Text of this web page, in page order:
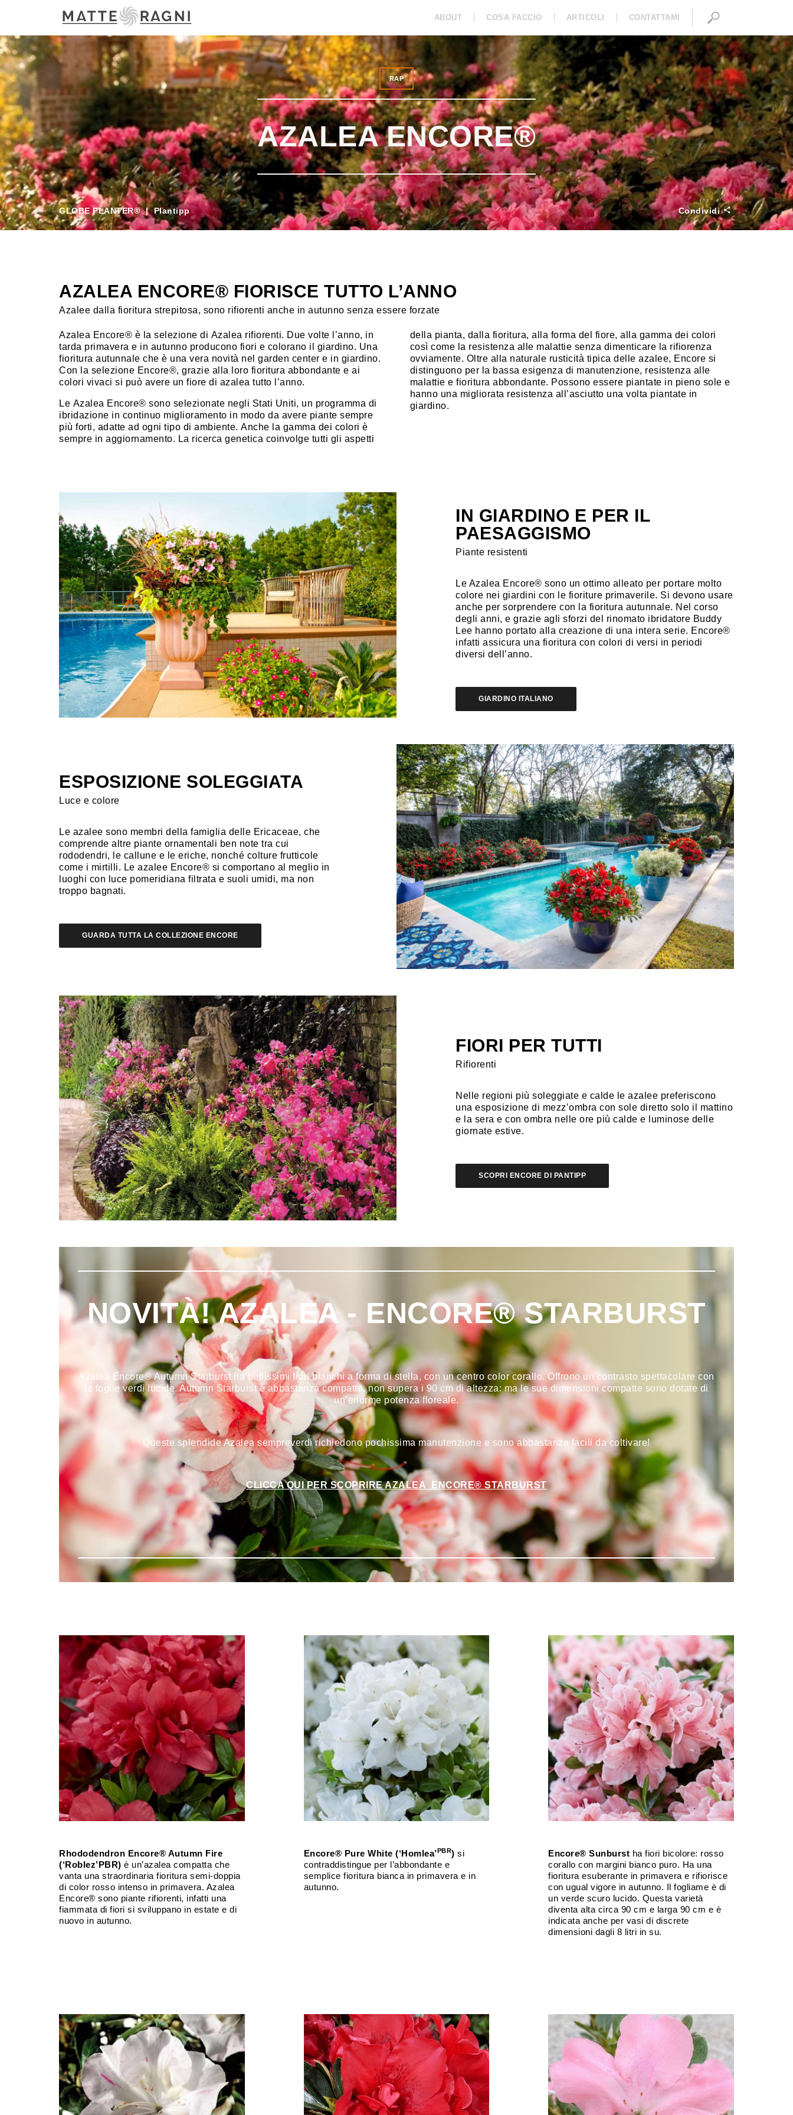
ABOUT COSA FACCIO
COLLABORAZIONI RAP ISPIRAZIONI
ARTICOLI CONTATTAMI
RAP
AZALEA ENCORE®
GLOBE PLANTER® | Plantipp Condividi
AZALEA ENCORE® FIORISCE TUTTO L’ANNO
Azalee dalla fioritura strepitosa, sono rifiorenti anche in autunno senza essere forzate
Azalea Encore® è la selezione di Azalea rifiorenti. Due volte l’anno, in
tarda primavera e in autunno producono fiori e colorano il giardino. Una
fioritura autunnale che è una vera novità nel garden center e in giardino.
Con la selezione Encore®, grazie alla loro fioritura abbondante e ai
colori vivaci si può avere un fiore di azalea tutto l’anno.
Le Azalea Encore® sono selezionate negli Stati Uniti, un programma di
ibridazione in continuo miglioramento in modo da avere piante sempre
più forti, adatte ad ogni tipo di ambiente. Anche la gamma dei colori è
sempre in aggiornamento. La ricerca genetica coinvolge tutti gli aspetti
della pianta, dalla fioritura, alla forma del fiore, alla gamma dei colori
così come la resistenza alle malattie senza dimenticare la rifiorenza
ovviamente. Oltre alla naturale rusticità tipica delle azalee, Encore si
distinguono per la bassa esigenza di manutenzione, resistenza alle
malattie e fioritura abbondante. Possono essere piantate in pieno sole e
hanno una migliorata resistenza all’asciutto una volta piantate in
giardino.
IN GIARDINO E PER IL
PAESAGGISMO
Piante resistenti
Le Azalea Encore® sono un ottimo alleato per portare molto
colore nei giardini con le fioriture primaverile. Si devono usare
anche per sorprendere con la fioritura autunnale. Nel corso
degli anni, e grazie agli sforzi del rinomato ibridatore Buddy
Lee hanno portato alla creazione di una intera serie. Encore®
infatti assicura una fioritura con colori di versi in periodi
diversi dell’anno.
GIARDINO ITALIANO
ESPOSIZIONE SOLEGGIATA
Luce e colore
Le azalee sono membri della famiglia delle Ericaceae, che
comprende altre piante ornamentali ben note tra cui
rododendri, le callune e le eriche, nonché colture frutticole
come i mirtilli. Le azalee Encore® si comportano al meglio in
luoghi con luce pomeridiana filtrata e suoli umidi, ma non
troppo bagnati.
GUARDA TUTTA LA COLLEZIONE ENCORE
FIORI PER TUTTI
Rifiorenti
Nelle regioni più soleggiate e calde le azalee preferiscono
una esposizione di mezz’ombra con sole diretto solo il mattino
e la sera e con ombra nelle ore più calde e luminose delle
giornate estive.
SCOPRI ENCORE DI PANTIPP
NOVITÀ! AZALEA - ENCORE® STARBURST
Azalea Encore® Autumn Starburst ha bellissimi fiori bianchi a forma di stella, con un centro color corallo. Offrono un contrasto spettacolare con
le foglie verdi lucide. Autumn Starburst è abbastanza compatta, non supera i 90 cm di altezza: ma le sue dimensioni compatte sono dotate di
un’enorme potenza floreale.
Queste splendide Azalea sempreverdi richiedono pochissima manutenzione e sono abbastanza facili da coltivare!
CLICCA QUI PER SCOPRIRE AZALEA ENCORE® STARBURST
Rhododendron Encore® Autumn Fire
(‘Roblez’PBR) è un’azalea compatta che
vanta una straordinaria fioritura semi-doppia
di color rosso intenso in primavera. Azalea
Encore® sono piante rifiorenti, infatti una
fiammata di fiori si sviluppano in estate e di
nuovo in autunno.
Encore® Pure White (‘Homlea’ PBR)si
contraddistingue per l’abbondante e
semplice fioritura bianca in primavera e in
autunno.
Encore® Sunburst ha fiori bicolore: rosso
corallo con margini bianco puro. Ha una
fioritura esuberante in primavera e rifiorisce
con ugual vigore in autunno. Il fogliame è di
un verde scuro lucido. Questa varietà
diventa alta circa 90 cm e larga 90 cm e è
indicata anche per vasi di discrete
dimensioni dagli 8 litri in su.